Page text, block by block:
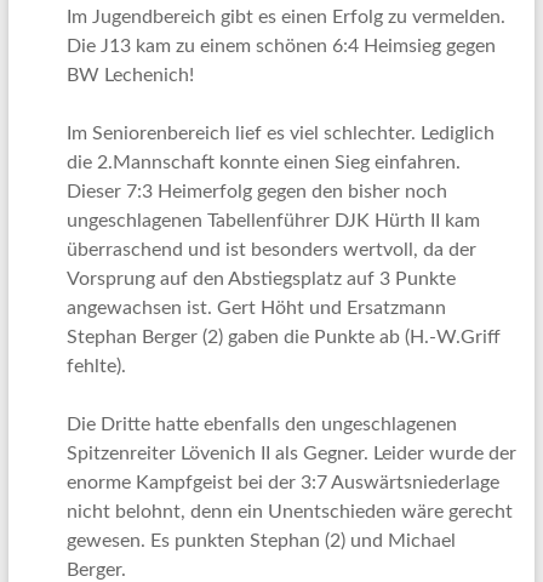
Im Jugendbereich gibt es einen Erfolg zu vermelden.
Die J13 kam zu einem schönen 6:4 Heimsieg gegen
BW Lechenich!
Im Seniorenbereich lief es viel schlechter. Lediglich
die 2.Mannschaft konnte einen Sieg einfahren.
Dieser 7:3 Heimerfolg gegen den bisher noch
ungeschlagenen Tabellenführer DJK Hürth II kam
überraschend und ist besonders wertvoll, da der
Vorsprung auf den Abstiegsplatz auf 3 Punkte
angewachsen ist. Gert Höht und Ersatzmann
Stephan Berger (2) gaben die Punkte ab (H.-W.Griff
fehlte).
Die Dritte hatte ebenfalls den ungeschlagenen
Spitzenreiter Lövenich II als Gegner. Leider wurde der
enorme Kampfgeist bei der 3:7 Auswärtsniederlage
nicht belohnt, denn ein Unentschieden wäre gerecht
gewesen. Es punkten Stephan (2) und Michael
Berger.